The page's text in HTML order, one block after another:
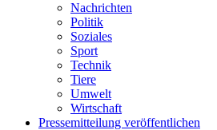
Nachrichten
Politik
Soziales
Sport
Technik
Tiere
Umwelt
Wirtschaft
Pressemitteilung veröffentlichen